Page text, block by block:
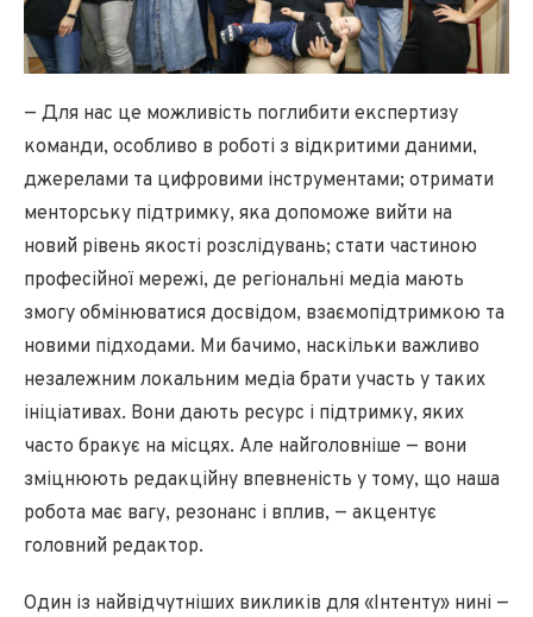
— Для нас це можливість поглибити експертизу
команди, особливо в роботі з відкритими даними,
джерелами та цифровими інструментами; отримати
менторську підтримку, яка допоможе вийти на
новий рівень якості розслідувань; стати частиною
професійної мережі, де регіональні медіа мають
змогу обмінюватися досвідом, взаємопідтримкою та
новими підходами. Ми бачимо, наскільки важливо
незалежним локальним медіа брати участь у таких
ініціативах. Вони дають ресурс і підтримку, яких
часто бракує на місцях. Але найголовніше — вони
зміцнюють редакційну впевненість у тому, що наша
робота має вагу, резонанс і вплив, — акцентує
головний редактор.
Один із найвідчутніших викликів для «Інтенту» нині —